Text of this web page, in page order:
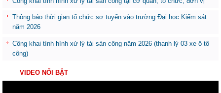
Thông báo thời gian tổ chức sơ tuyển vào trường Đại học Kiểm sát
năm 2026
Công khai tình hình xử lý tài sản công năm 2026 (thanh lý 03 xe ô tô
công)
VIDEO NỔI BẬT